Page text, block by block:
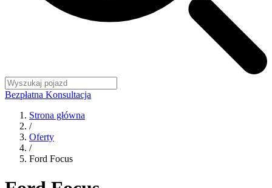
Bezpłatna Konsultacja
Strona główna
/
Oferty
/
Ford Focus